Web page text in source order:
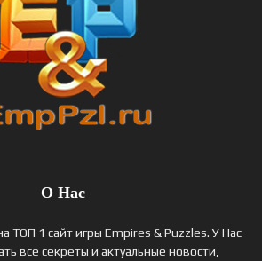
О Нас
ТОП 1 сайт игры Empires & Puzzles. У Нас
все секреты и актуальные новости,